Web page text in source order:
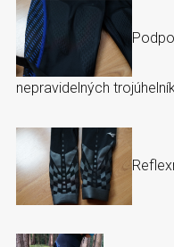
nepravidelných